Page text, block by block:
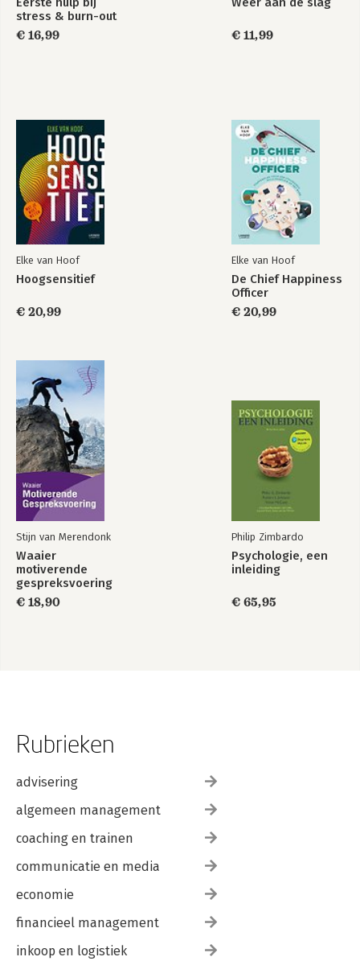
Weer aan de slag
Eerste hulp bij
stress & burn-out
Bekijk alle boeken
stress & burn-out
€ 16,99
€ 11,99
Elke van Hoof
Hoogsensitief
€ 20,99
Elke van Hoof
De Chief Happiness
Officer
€ 20,99
Stijn van Merendonk
Waaier
motiverende
gespreksvoering
€ 18,90
Philip Zimbardo
Psychologie, een
inleiding
€ 65,95
Rubrieken
advisering
algemeen management
coaching en trainen
communicatie en media
economie
financieel management
inkoop en logistiek